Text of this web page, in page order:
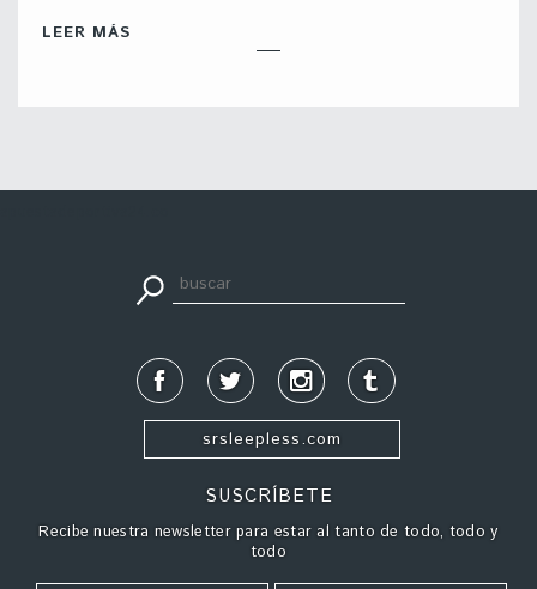
LEER MÁS
srsleepless.com
SUSCRÍBETE
Recibe nuestra newsletter para estar al tanto de todo, todo y
todo